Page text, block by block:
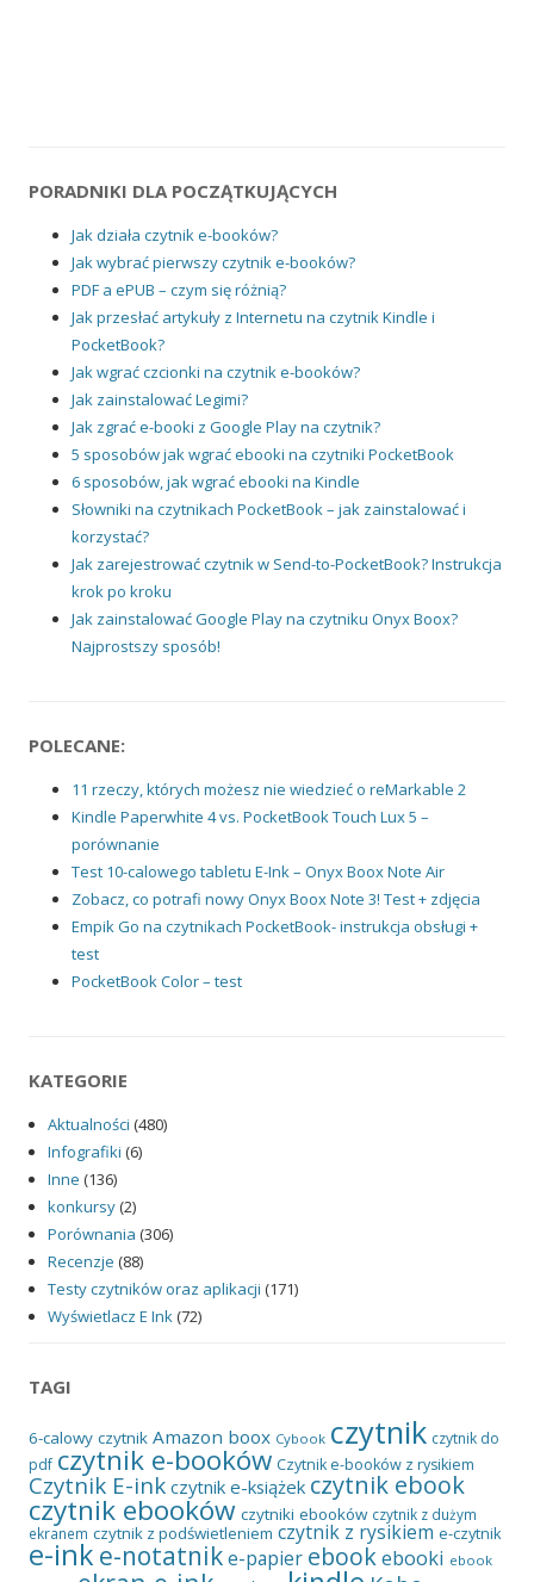
PORADNIKI DLA POCZĄTKUJĄCYCH
Jak działa czytnik e-booków?
Jak wybrać pierwszy czytnik e-booków?
PDF a ePUB – czym się różnią?
Jak przesłać artykuły z Internetu na czytnik Kindle i
PocketBook?
Jak wgrać czcionki na czytnik e-booków?
Jak zainstalować Legimi?
Jak zgrać e-booki z Google Play na czytnik?
5 sposobów jak wgrać ebooki na czytniki PocketBook
6 sposobów, jak wgrać ebooki na Kindle
Słowniki na czytnikach PocketBook – jak zainstalować i
korzystać?
Jak zarejestrować czytnik w Send-to-PocketBook? Instrukcja
krok po kroku
Jak zainstalować Google Play na czytniku Onyx Boox?
Najprostszy sposób!
POLECANE:
11 rzeczy, których możesz nie wiedzieć o reMarkable 2
Kindle Paperwhite 4 vs. PocketBook Touch Lux 5 –
porównanie
Test 10-calowego tabletu E-Ink – Onyx Boox Note Air
Zobacz, co potrafi nowy Onyx Boox Note 3! Test + zdjęcia
Empik Go na czytnikach PocketBook- instrukcja obsługi +
test
PocketBook Color – test
KATEGORIE
Aktualności (480)
Infografiki (6)
Inne (136)
konkursy(2)
Porównania (306)
Recenzje (88)
Testy czytników oraz aplikacji (171)
Wyświetlacz E Ink(72)
TAGI
6-calowy czytnik Amazon boox Cybook czytnik czytnik do
pdf czytnik e-booków Czytnik e-booków z rysikiem
Czytnik E-ink czytnik e-książek czytnik ebook
czytnik ebooków czytniki ebooków czytnik z dużym
ekranem czytnik z podświetleniem czytnik z rysikiem e-czytnik
e-ink e-notatnike-papier ebookebooki ebook